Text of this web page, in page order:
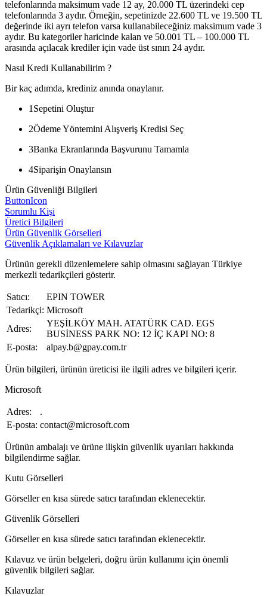
telefonlarında maksimum vade 12 ay, 20.000 TL üzerindeki cep
telefonlarında 3 aydır. Örneğin, sepetinizde 22.600 TL ve 19.500 TL
değerinde iki ayrı telefon varsa kullanabileceğiniz maksimum vade 3
aydır. Bu kategoriler haricinde kalan ve 50.001 TL – 100.000 TL
arasında açılacak krediler için vade üst sınırı 24 aydır.
Nasıl Kredi Kullanabilirim ?
Bir kaç adımda, krediniz anında onaylanır.
1 Sepetini Oluştur
2Ödeme Yöntemini Alışveriş Kredisi Seç
3Banka Ekranlarında Başvurunu Tamamla
4Siparişin Onaylansın
Ürün Güvenliği Bilgileri
ButtonIcon
Sorumlu Kişi
Üretici Bilgileri
Ürün Güvenlik Görselleri
Güvenlik Açıklamaları ve Kılavuzlar
Ürünün gerekli düzenlemelere sahip olmasını sağlayan Türkiye
merkezli tedarikçileri gösterir.
Satıcı:
EPIN TOWER
Tedarikçi: Microsoft
Adres:
YEŞİLKÖY MAH. ATATÜRK CAD. EGS
BUSİNESS PARK NO: 12 İÇ KAPI NO: 8
E-posta:
alpay.b@gpay.com.tr
Ürün bilgileri, ürünün üreticisi ile ilgili adres ve bilgileri içerir.
Microsoft
Adres:
.
E-posta: contact@microsoft.com
Ürünün ambalajı ve ürüne ilişkin güvenlik uyarıları hakkında
bilgilendirme sağlar.
Kutu Görselleri
Görseller en kısa sürede satıcı tarafından eklenecektir.
Güvenlik Görselleri
Görseller en kısa sürede satıcı tarafından eklenecektir.
Kılavuz ve ürün belgeleri, doğru ürün kullanımı için önemli
güvenlik bilgileri sağlar.
Kılavuzlar